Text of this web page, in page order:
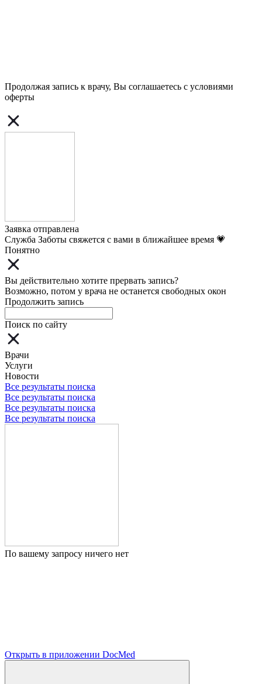
Продолжая запись к врачу, Вы соглашаетесь с условиями
оферты
Заявка отправлена
Служба Заботы свяжется с вами в ближайшее время 💗
Понятно
Вы действительно хотите прервать запись?
Возможно, потом у врача не останется свободных окон
Продолжить запись
Поиск по сайту
Врачи
Услуги
Новости
Все результаты поиска
Все результаты поиска
Все результаты поиска
Все результаты поиска
По вашему запросу ничего нет
Открыть в приложении DocMed